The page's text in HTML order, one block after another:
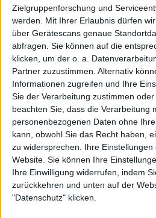
Zielgruppenforschung und
werden.
Mit Ihrer Erlaubnis dürfen
über Gerätescans genaue
abfragen. Sie können auf die
klicken, um der o. a.
Partner zuzustimmen. Alternativ
Informationen zugreifen und Ihre
Sie der Verarbeitung zustimmen oder
beachten Sie, dass die Verarbeitung
personenbezogenen Daten ohne
kann, obwohl Sie das Recht haben,
zu widersprechen. Ihre
Website. Sie können Ihre
Ihre Einwilligung widerrufen, indem
zurückkehren und unten auf der
"Datenschutz" klicken.